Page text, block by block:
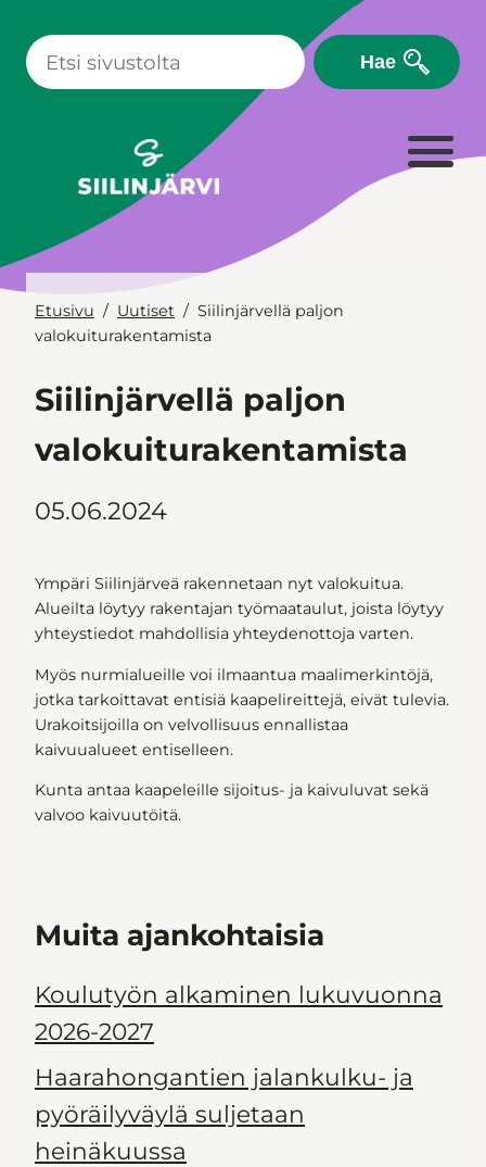
sisältöön
Hae
Etusivu Uutiset
Siilinjärvellä paljon
valokuiturakentamista
Siilinjärvellä paljon
valokuiturakentamista
05.06.2024
Ympäri Siilinjärveä rakennetaan nyt valokuitua.
Alueilta löytyy rakentajan työmaataulut, joista löytyy
yhteystiedot mahdollisia yhteydenottoja varten.
Myös nurmialueille voi ilmaantua maalimerkintöjä,
jotka tarkoittavat entisiä kaapelireittejä, eivät tulevia.
Urakoitsijoilla on velvollisuus ennallistaa
kaivuualueet entiselleen.
Kunta antaa kaapeleille sijoitus- ja kaivuluvat sekä
valvoo kaivuutöitä.
Muita ajankohtaisia
Koulutyön alkaminen lukuvuonna
2026-2027
Haarahongantien jalankulku- ja
pyöräilyväylä suljetaan
heinäkuussa